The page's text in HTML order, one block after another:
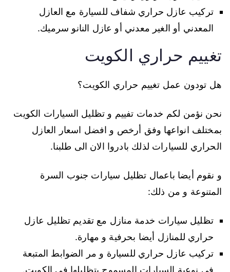
تركيب عازل حراري شفاف للسيارة مع العازل
المعدني أو الغير معدني أو عازل النانو سرميك.
تغييم حراري الكويت
هل تودون عمل تغييم حراري الكويت؟
نحن نؤمن لكم خدمات تفييم و تظليل السيارات الكويت
بمختلف انواعها وفق أرخص و افضل اسعار العازل
الحراري للسيارات لذلك بادروا الان الى طلبنا.
و نقوم أيضا باعمال تظليل سيارات جنوب السرة
المتنوعة و من ذلك:
تظليل سيارات خدمة منازل مع تقديم تظليل عازل
حراري للمنازل أيضا بحرفية و مهارة.
تركيب عازل حراري للسيارة و مر الضوابط المتبعة
في نوعية السيارات المسموح بتظليلها في الكويت.